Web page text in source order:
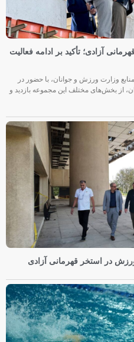
آزادی؛ تأکید بر ادامه فعالیت
وزارت ورزش و جوانان، با حضور در
از بخش‌های مختلف این مجموعه بازدید و
در استخر قهرمانی آزادی